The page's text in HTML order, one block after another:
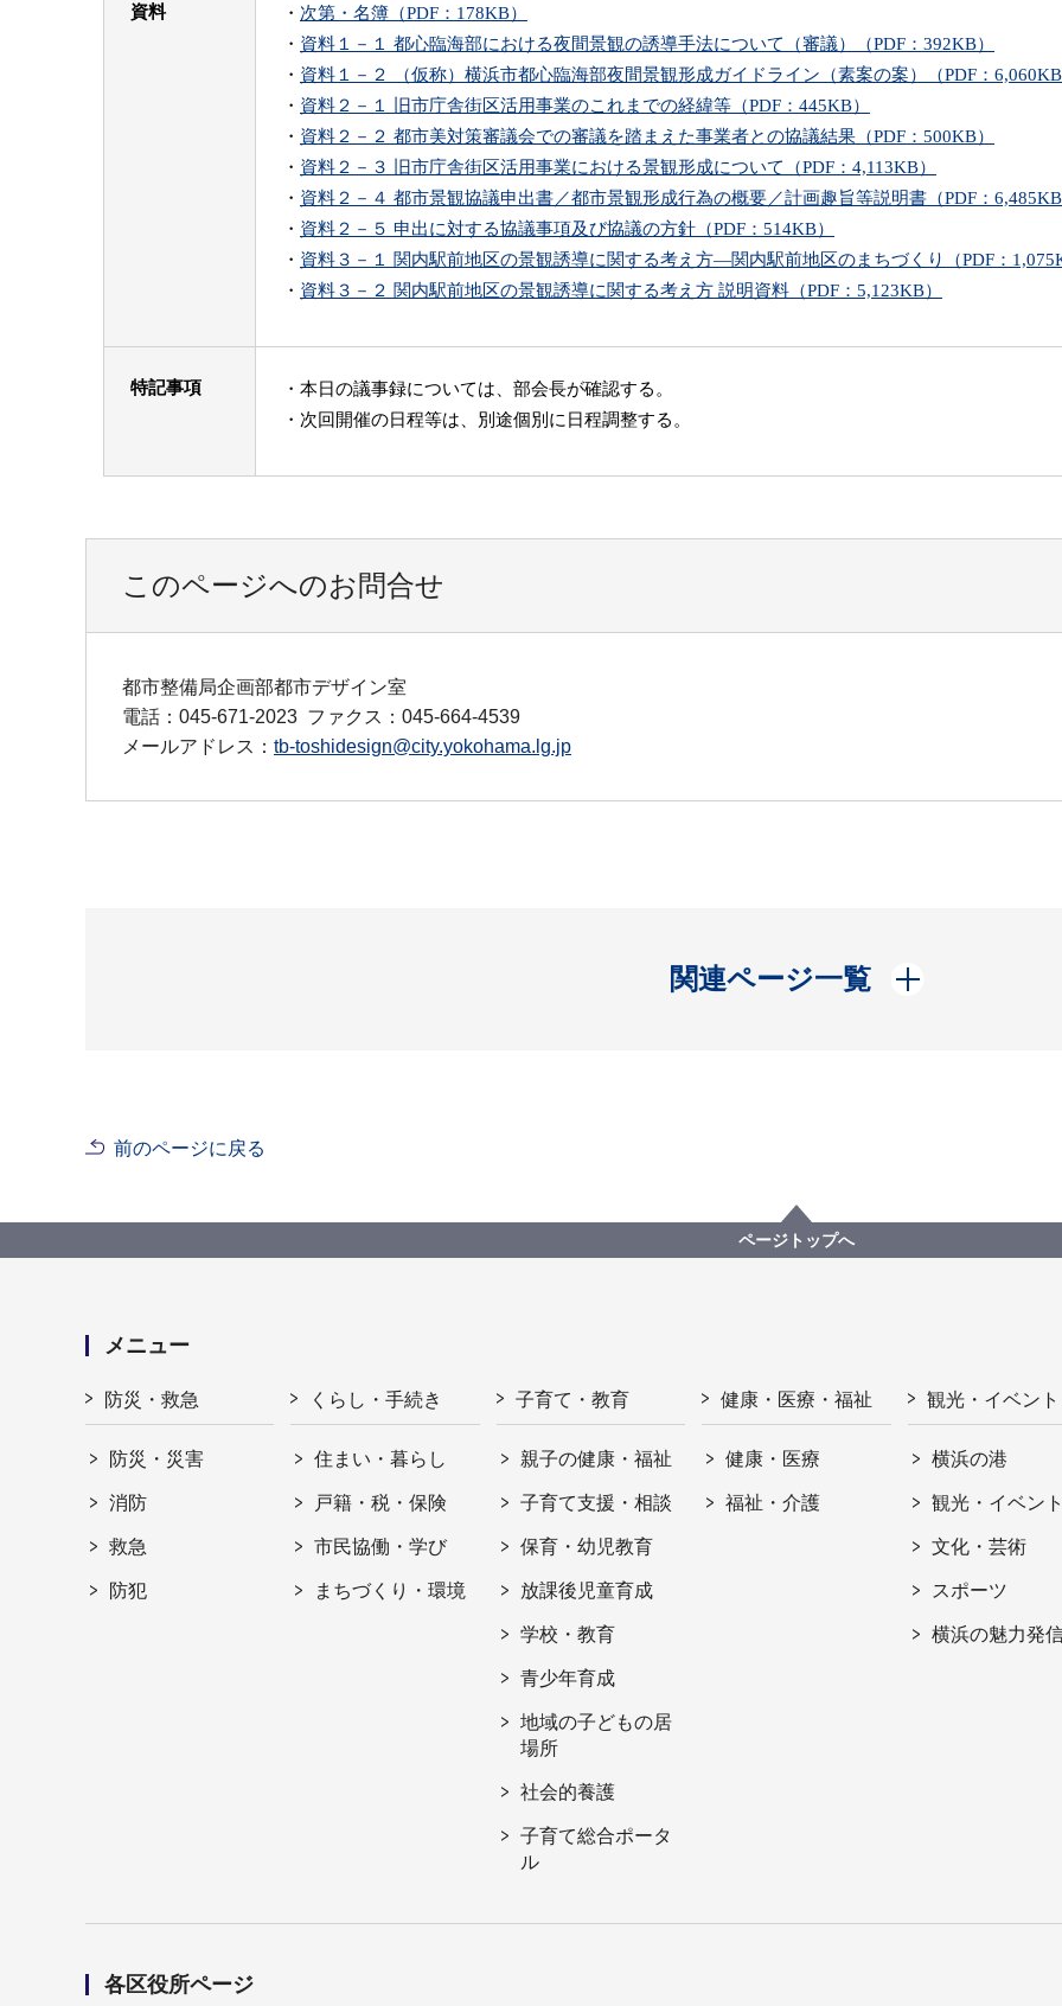
資料 ・ 次第・名簿（PDF：178KB）
・ 資料１－１ 都心臨海部における夜間景観の誘導手法について（審議）（PDF：392KB）
・ 資料１－２ （仮称）横浜市都心臨海部夜間景観形成ガイドライン（素案の案）（PDF：6,060KB
・ 資料２－１ 旧市庁舎街区活用事業のこれまでの経緯等（PDF：445KB）
・ 資料２－２ 都市美対策審議会での審議を踏まえた事業者との協議結果（PDF：500KB）
・ 資料２－３ 旧市庁舎街区活用事業における景観形成について（PDF：4,113KB）
・ 資料２－４ 都市景観協議申出書／都市景観形成行為の概要／計画趣旨等説明書（PDF：6,485KB
・ 資料２－５ 申出に対する協議事項及び協議の方針（PDF：514KB）
・ 資料３－１ 関内駅前地区の景観誘導に関する考え方―関内駅前地区のまちづくり（PDF：
・ 資料３－２ 関内駅前地区の景観誘導に関する考え方 説明資料（PDF：5,123KB）
特記事項
・本日の議事録については、部会長が確認する。
・次回開催の日程等は、別途個別に日程調整する。
このページへのお問合せ
都市整備局企画部都市デザイン室
電話：045-671-2023 ファクス：045-664-4539
メールアドレス： tb-toshidesign@city.yokohama.lg.jp
関連ページ一覧
開く
前のページに戻る
ページトップへ
メニュー
防災・救急
防災・災害
消防
救急
防犯
くらし・手続き
住まい・暮らし
戸籍・税・保険
市民協働・学び
まちづくり・環境
子育て・教育
親子の健康・福祉
子育て支援・相談
保育・幼児教育
放課後児童育成
学校・教育
青少年育成
地域の子どもの居
場所
社会的養護
子育て総合ポータ
ル
健康・医療・福祉
健康・医療
福祉・介護
観光・イベント
横浜の港
観光・イベント
文化・芸術
スポーツ
横浜の魅力発
各区役所ページ